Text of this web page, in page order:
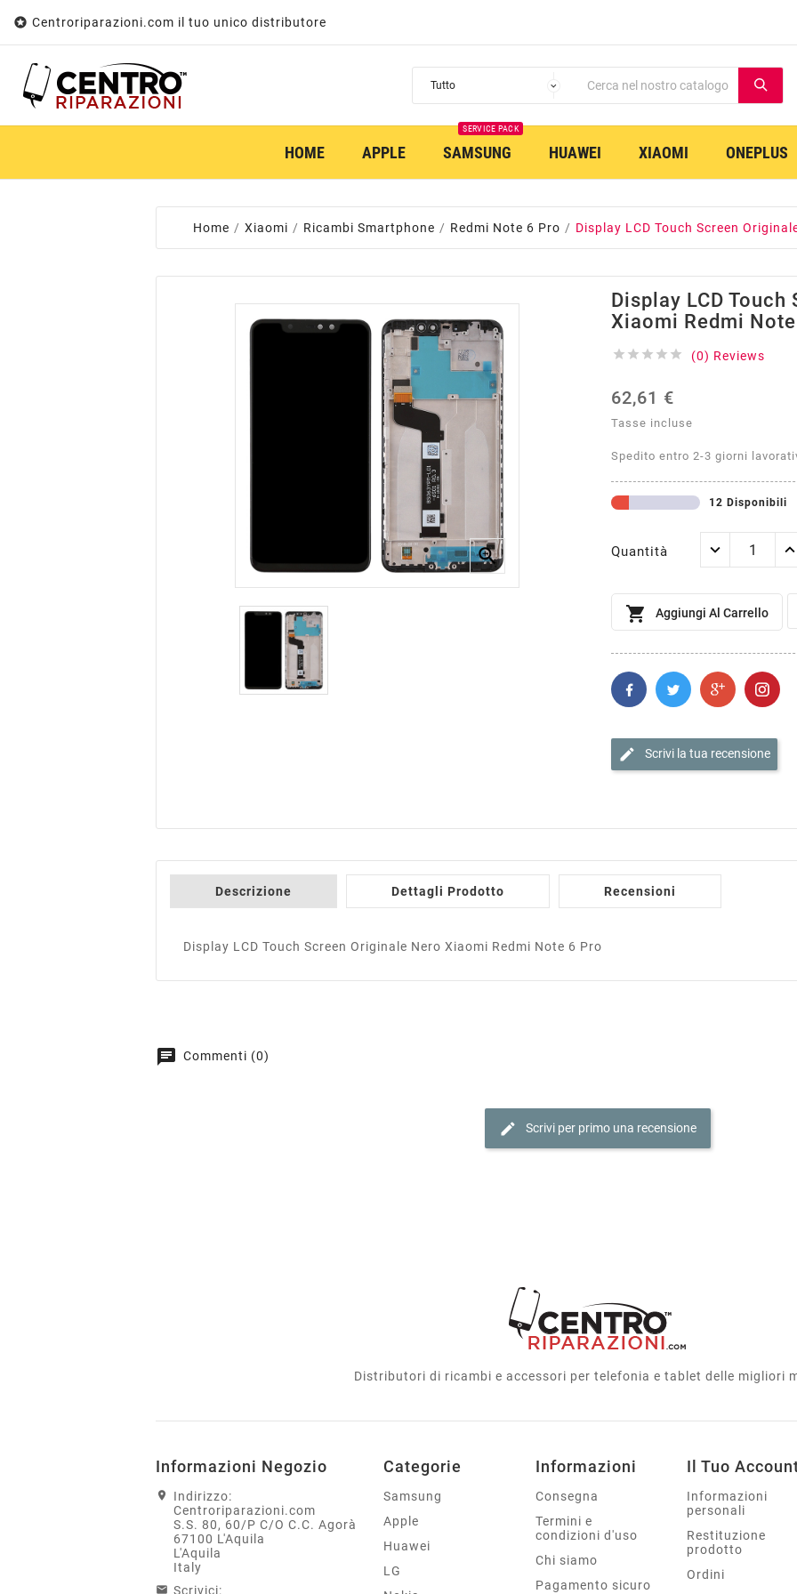
 Centroriparazioni.com il tuo unico distributore
HOME APPLE SAMSUNG
SERVICE PACK
HUAWEI XIAOMI ONEPLUS
Home Xiaomi Ricambi Smartphone Redmi Note 6 Pro Display LCD Touch Screen

Display LCD
Xiaomi Redmi
     (0) Reviews
62,61 €
Tasse incluse
Spedito entro 2-3 giorni
12 Disponibili
Quantità
 Aggiungi Al Carrello
edit Scrivi la tua recensione
Descrizione Dettagli Prodotto Recensioni
Display LCD Touch Screen Originale Nero Xiaomi Redmi Note 6 Pro
chat Commenti (0)
edit Scrivi per primo una recensione
Distributori di ricambi e accessori per telefonia e tablet delle migliori
Informazioni Negozio
Indirizzo:
Centroriparazioni.com
S.S. 80, 60/P C/O C.C. Agorà
67100 L'Aquila
L'Aquila
Italy
Scrivici:
Categorie
Samsung
Apple
Huawei
LG
Informazioni
Consegna
Termini e
condizioni d'uso
Chi siamo
Pagamento sicuro
Il Tuo
Informazioni
personali
Restituzione
prodotto
Ordini